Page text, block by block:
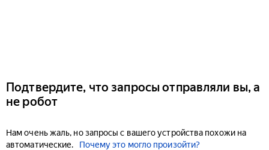
Подтвердите, что запросы отправляли вы, а
не робот
Нам очень жаль, но запросы с вашего устройства похожи на
автоматические.
Почему это могло произойти?